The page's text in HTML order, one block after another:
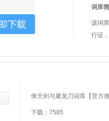
词库
该词
行证
倚天剑与屠龙刀词库【官方推
下载：7585